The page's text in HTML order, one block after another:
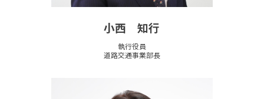
小西 知行
執行役員
道路交通事業部長